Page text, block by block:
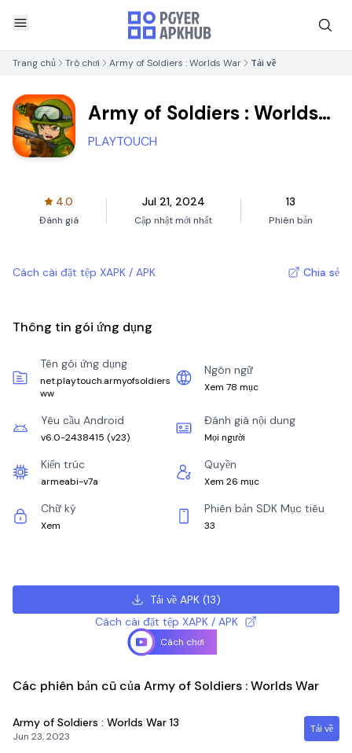
Trang chủ Trò chơi Army of Soldiers : Worlds War Tải về
Army of Soldiers : Worlds
War
PLAYTOUCH
4.0
Đánh giá
Jul 21, 2024
Cập nhật mới nhất
13
Phiên bản
Cách cài đặt tệp XAPK / APK Chia sẻ
Thông tin gói ứng dụng
Tên gói ứng dụng
net.playtouch.armyofsoldiers
ww
Ngôn ngữ
Xem 78 mục
Yêu cầu Android
v6.0-2438415 (v23)
Đánh giá nội dung
Mọi người
Kiến trúc
armeabi-v7a
Quyền
Xem 26 mục
Chữ ký
Xem
Phiên bản SDK Mục tiêu
33
Tải về APK(13)
Cách cài đặt tệp XAPK / APK
Cách chơi
Các phiên bản cũ của Army of Soldiers : Worlds War
Army of Soldiers : Worlds War 13
Jun 23, 2023
Tải về